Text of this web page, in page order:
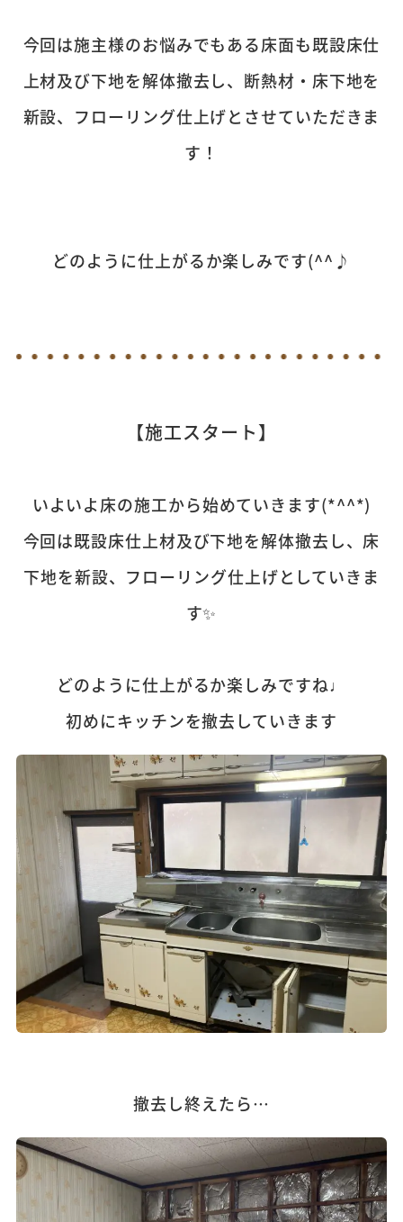
今回は施主様のお悩みでもある床面も既設床仕
上材及び下地を解体撤去し、断熱材・床下地を
新設、フローリング仕上げとさせていただきま
す！
どのように仕上がるか楽しみです(^^♪
【施工スタート】
いよいよ床の施工から始めていきます(*^^*)
今回は既設床仕上材及び下地を解体撤去し、床
下地を新設、フローリング仕上げとしていきま
す✨
どのように仕上がるか楽しみですね♩
初めにキッチンを撤去していきます
撤去し終えたら…